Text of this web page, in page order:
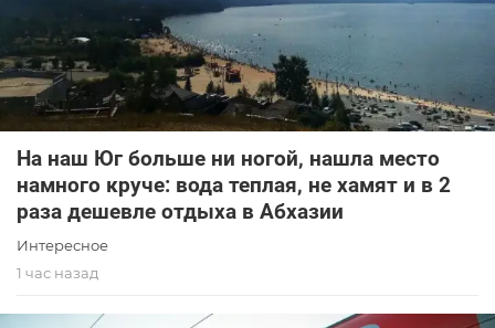
На наш Юг больше ни ногой, нашла место
намного круче: вода теплая, не хамят и в 2
раза дешевле отдыха в Абхазии
Интересное
1 час назад